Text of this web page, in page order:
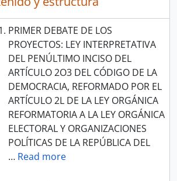
PRIMER DEBATE DE LOS
PROYECTOS: LEY INTERPRETATIVA
DEL PENÚLTIMO INCISO DEL
ARTÍCULO 2O3 DEL CÓDIGO DE LA
DEMOCRACIA, REFORMADO POR EL
ARTÍCULO 2L DE LA LEY ORGÁNICA
REFORMATORIA A LA LEY ORGÁNICA
ELECTORAL Y ORGANIZACIONES
POLÍTICAS DE LA REPÚBLICA DEL
… Read more